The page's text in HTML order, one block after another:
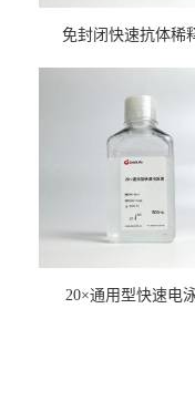
免封闭快速抗体稀
20×通用型快速电